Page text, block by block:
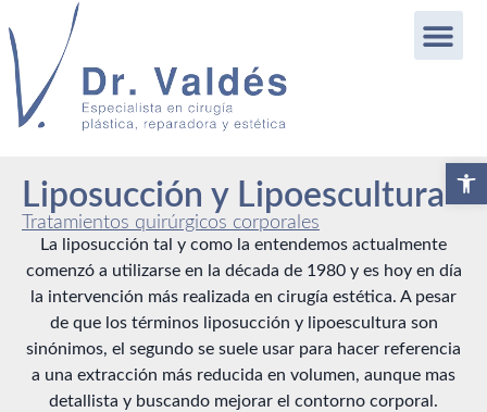
Liposucción y Lipoescultura
Tratamientos quirúrgicos corporales
La liposucción tal y como la entendemos actualmente
comenzó a utilizarse en la década de 1980 y es hoy en día
la intervención más realizada en cirugía estética. A pesar
de que los términos liposucción y lipoescultura son
sinónimos, el segundo se suele usar para hacer referencia
a una extracción más reducida en volumen, aunque mas
detallista y buscando mejorar el contorno corporal.
Abrir